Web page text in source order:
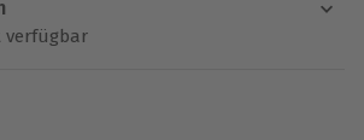
verfügbar